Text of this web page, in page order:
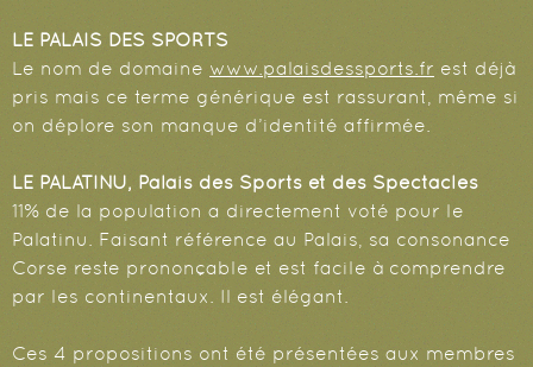
LE PALAIS DES SPORTS
Le nom de domaine www.palaisdessports.fr est déjà
pris mais ce terme générique est rassurant, même si
on déplore son manque d’identité affirmée.
LE PALATINU, Palais des Sports et des Spectacles
11% de la population a directement voté pour le
Palatinu. Faisant référence au Palais, sa consonance
Corse reste prononçable et est facile à comprendre
par les continentaux. Il est élégant.
Ces 4 propositions ont été présentées aux membres